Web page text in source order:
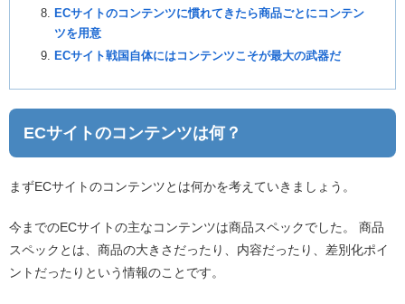
ECサイトのコンテンツに慣れてきたら商品ごとにコンテン
ツを用意
ECサイト戦国自体にはコンテンツこそが最大の武器だ
ECサイトのコンテンツは何？
まずECサイトのコンテンツとは何かを考えていきましょう。
今までのECサイトの主なコンテンツは商品スペックでした。 商品
スペックとは、商品の大きさだったり、内容だったり、差別化ポイ
ントだったりという情報のことです。